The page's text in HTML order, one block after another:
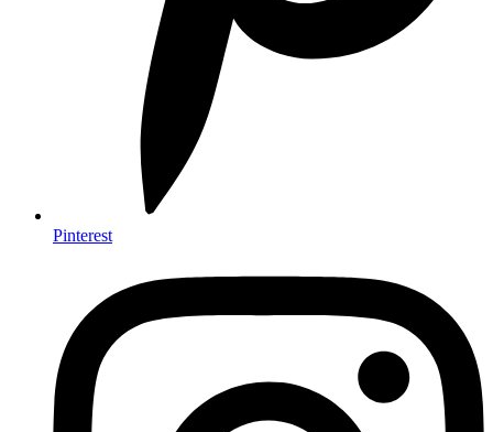
Pinterest